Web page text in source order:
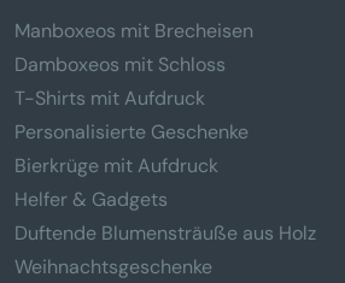
Manboxeos mit Brecheisen
Damboxeos mit Schloss
T-Shirts mit Aufdruck
Personalisierte Geschenke
Bierkrüge mit Aufdruck
Helfer & Gadgets
Duftende Blumensträuße aus Holz
Weihnachtsgeschenke